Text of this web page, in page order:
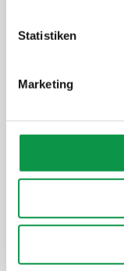
der Verwendung
zuzustimmen,
Statistiken
Marketing